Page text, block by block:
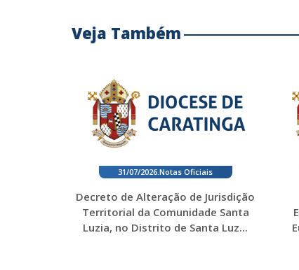
Veja Também
31/07/2026.Notas Oficiais
Decreto de Alteração de Jurisdição
Territorial da Comunidade Santa
Luzia, no Distrito de Santa Luz...